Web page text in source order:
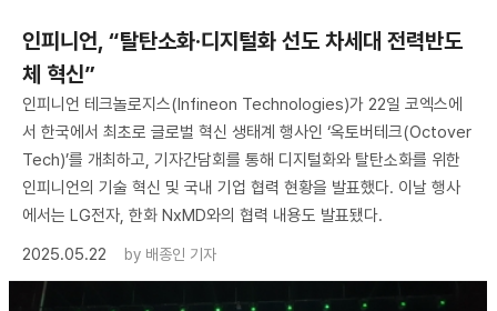
인피니언, “탈탄소화·디지털화 선도 차세대 전력반도
체 혁신”
인피니언 테크놀로지스(Infineon Technologies)가 22일 코엑스에
서 한국에서 최초로 글로벌 혁신 생태계 행사인 ‘옥토버테크(Octover
Tech)’를 개최하고, 기자간담회를 통해 디지털화와 탈탄소화를 위한
인피니언의 기술 혁신 및 국내 기업 협력 현황을 발표했다. 이날 행사
에서는 LG전자, 한화 NxMD와의 협력 내용도 발표됐다.
2025.05.22
by 배종인 기자